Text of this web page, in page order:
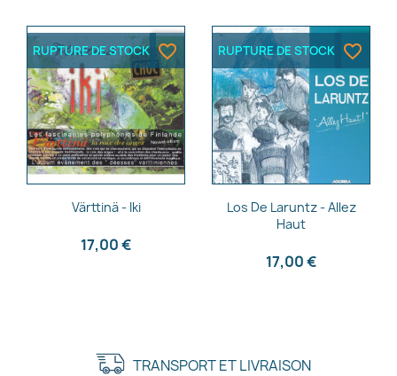
Aperçu rapide
Värttinä - Iki
17,00 €
RUPTURE DE STOCK favorite_border
 Aperçu rapide
Los De Laruntz - Allez
Haut
17,00 €
RUPTURE DE STOCK favorite_border
TRANSPORT ET LIVRAISON